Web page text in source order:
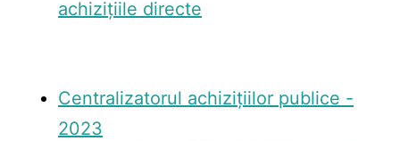
achizițiile directe
Centralizatorul achizițiilor publice -
2023